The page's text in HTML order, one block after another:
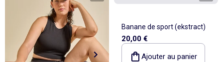
Banane de sport (ekstract)
20,00 €
Ajouter au panier